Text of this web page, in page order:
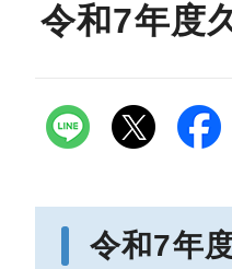
令和7年度
令和7年